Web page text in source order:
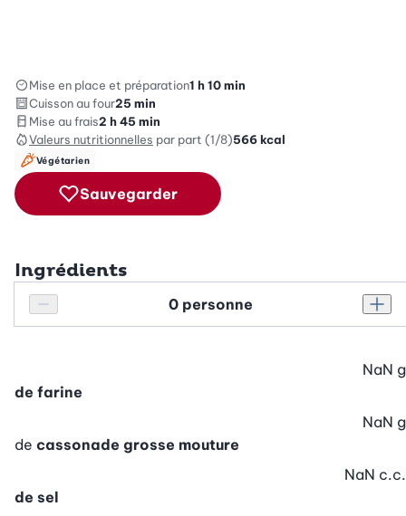
Mise en place et préparation1 h 10 min
Cuisson au four25 min
Mise au frais2 h 45 min
Valeurs nutritionnelles par part (1/8)566kcal
Végétarien
Sauvegarder
Ingrédients
Réduire le nombre de personnes
Personnes
de farine
NaN g
de cassonade grosse mouture
NaN g
de sel
NaN c.c.